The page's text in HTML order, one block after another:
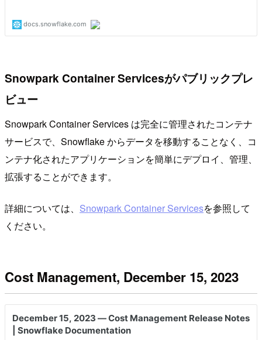
Snowpark Container Servicesがパブリックプレ
ビュー
Snowpark Container Services は完全に管理されたコンテナ
サービスで、Snowflake からデータを移動することなく、コ
ンテナ化されたアプリケーションを簡単にデプロイ、管理、
拡張することができます。
詳細については、 Snowpark Container Servicesを参照して
ください。
Cost Management, December 15, 2023